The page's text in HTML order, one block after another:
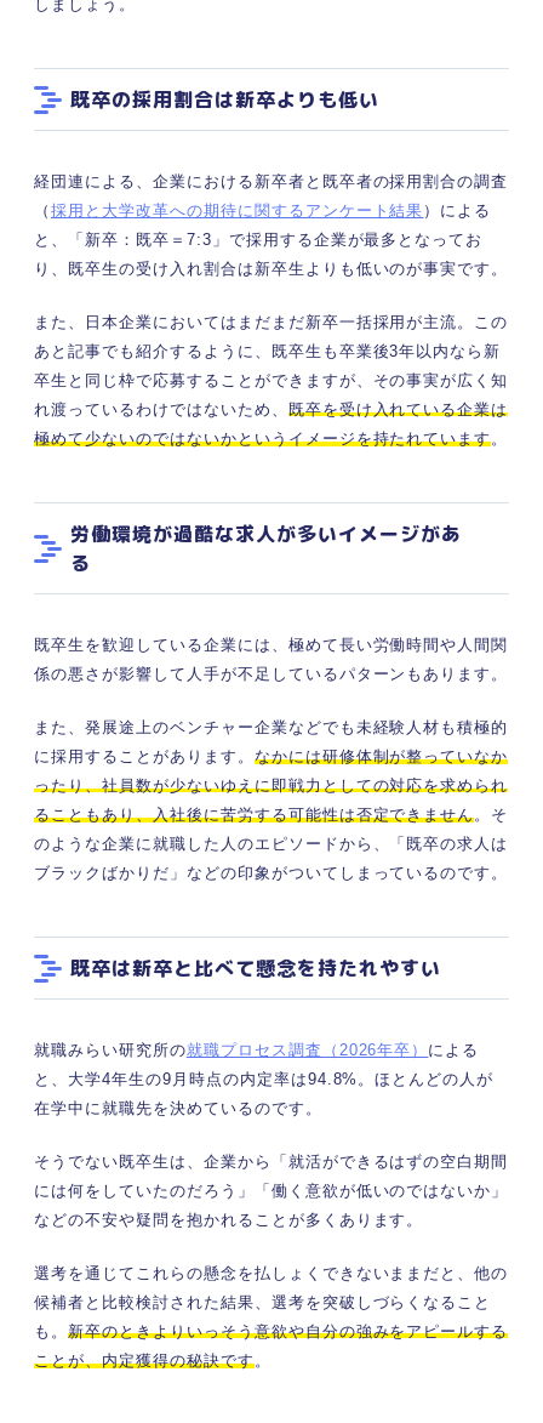
しましょう。
既卒の採用割合は新卒よりも低い
経団連による、企業における新卒者と既卒者の採用割合の調査
（ 採用と大学改革への期待に関するアンケート結果 ）による
と、「新卒：既卒＝7:3」で採用する企業が最多となってお
り、既卒生の受け入れ割合は新卒生よりも低いのが事実です。
また、日本企業においてはまだまだ新卒一括採用が主流。この
あと記事でも紹介するように、既卒生も卒業後3年以内なら新
卒生と同じ枠で応募することができますが、その事実が広く知
れ渡っているわけではないため、 既卒を受け入れている企業は
極めて少ないのではないかというイメージを持たれています。
労働環境が過酷な求人が多いイメージがあ
る
既卒生を歓迎している企業には、極めて長い労働時間や人間関
係の悪さが影響して人手が不足しているパターンもあります。
また、発展途上のベンチャー企業などでも未経験人材も積極的
に採用することがあります。 なかには研修体制が整っていなか
ったり、社員数が少ないゆえに即戦力としての対応を求められ
ることもあり、入社後に苦労する可能性は否定できません。そ
のような企業に就職した人のエピソードから、「既卒の求人は
ブラックばかりだ」などの印象がついてしまっているのです。
既卒は新卒と比べて懸念を持たれやすい
就職みらい研究所の就職プロセス調査（2026年卒） による
と、大学4年生の9月時点の内定率は94.8%。ほとんどの人が
在学中に就職先を決めているのです。
そうでない既卒生は、企業から「就活ができるはずの空白期間
には何をしていたのだろう」「働く意欲が低いのではないか」
などの不安や疑問を抱かれることが多くあります。
選考を通じてこれらの懸念を払しょくできないままだと、他の
候補者と比較検討された結果、選考を突破しづらくなること
も。 新卒のときよりいっそう意欲や自分の強みをアピールする
ことが、内定獲得の秘訣です。